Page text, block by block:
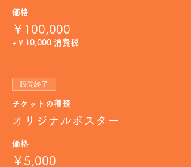
価格
￥100,000
+￥10,000 消費税
販売終了
チケットの種類
オリジナルポスター
価格
￥5,000